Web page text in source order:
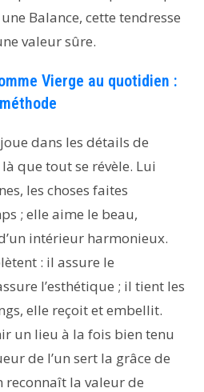
Balance, cette tendresse
valeur sûre.
Vierge au quotidien :
dans les détails de
là que tout se révèle. Lui
les choses faites
; elle aime le beau,
intérieur harmonieux.
: il assure le
l’esthétique ; il tient les
elle reçoit et embellit.
un lieu à la fois bien tenu
de l’un sert la grâce de
reconnaît la valeur de